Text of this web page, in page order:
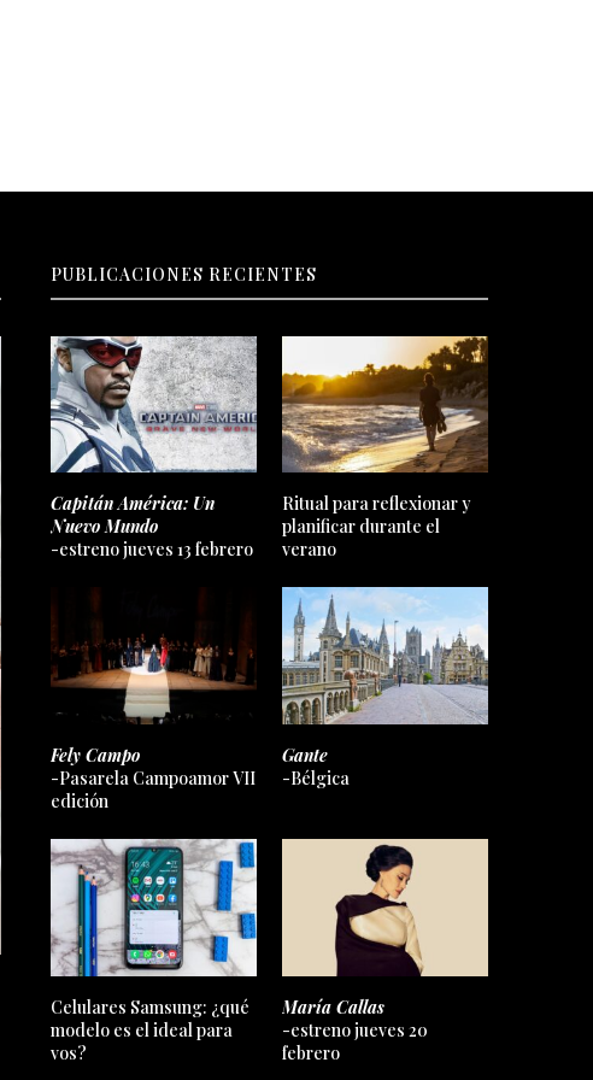
PUBLICACIONES RECIENTES
Capitán América: Un
Nuevo Mundo
-estreno jueves 13 febrero
Ritual para reflexionar y
planificar durante el
verano
Fely Campo
-Pasarela Campoamor VII
edición
Gante
-Bélgica
Celulares Samsung: ¿qué
modelo es el ideal para
vos?
María Callas
-estreno jueves 20
febrero